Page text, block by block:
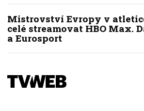
Mistrovství Evropy v
celé streamovat HBO Max.
a Eurosport